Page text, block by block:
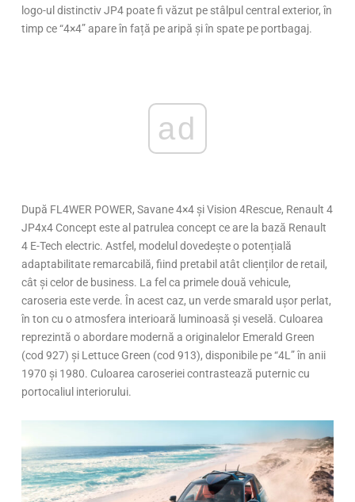
logo-ul distinctiv JP4 poate fi văzut pe stâlpul central exterior, în
timp ce “4×4” apare în față pe aripă și în spate pe portbagaj.
ad
După FL4WER POWER, Savane 4×4 și Vision 4Rescue, Renault 4
JP4x4 Concept este al patrulea concept ce are la bază Renault
4 E-Tech electric. Astfel, modelul dovedește o potențială
adaptabilitate remarcabilă, fiind pretabil atât clienților de retail,
cât și celor de business. La fel ca primele două vehicule,
caroseria este verde. În acest caz, un verde smarald ușor perlat,
în ton cu o atmosfera interioară luminoasă și veselă. Culoarea
reprezintă o abordare modernă a originalelor Emerald Green
(cod 927) și Lettuce Green (cod 913), disponibile pe “4L” în anii
1970 și 1980. Culoarea caroseriei contrastează puternic cu
portocaliul interiorului.